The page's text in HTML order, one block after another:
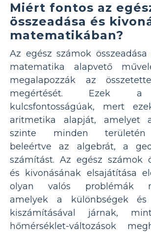
Miért fontos az
összeadása és
matematikában?
Az egész számok
matematika alapvető
megalapozzák az
megértését. Ezek a
kulcsfontosságúak, mert
aritmetika alapját, amelyet
szinte minden területén
beleértve az algebrát, a
számítást. Az egész számok
és kivonásának elsajátítása
olyan valós problémák
amelyek a különbségek és
kiszámításával járnak,
hőmérséklet-változások